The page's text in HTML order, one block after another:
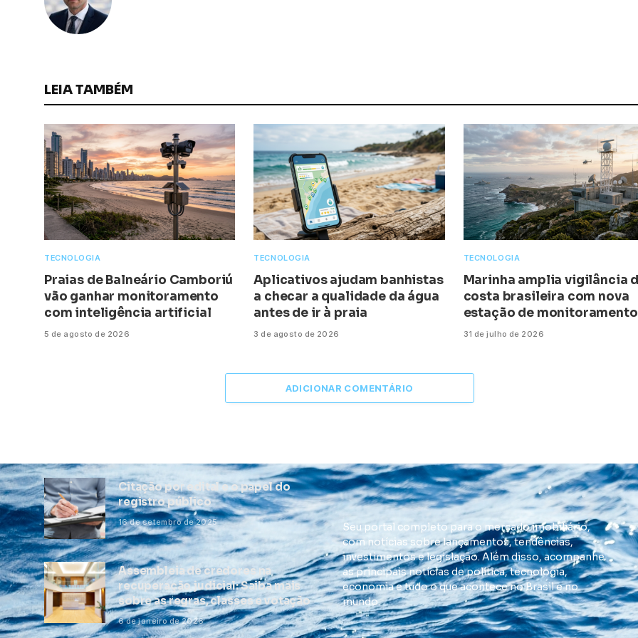
LEIA TAMBÉM
TECNOLOGIA
Praias de Balneário Camboriú
vão ganhar monitoramento
com inteligência artificial
5 de agosto de 2026
TECNOLOGIA
Aplicativos ajudam banhistas
a checar a qualidade da água
antes de ir à praia
3 de agosto de 2026
TECNOLOGIA
Marinha amplia vigilância
costa brasileira com nova
estação de monitoramento
31 de julho de 2026
ADICIONAR COMENTÁRIO
Citação por edital e o papel do
registro público
16 de setembro de 2025
Assembleia de credores na
recuperação judicial: Saiba mais
sobre as regras, classes e votação
6 de janeiro de 2026
Seu portal completo para o mercado imobiliário,
com notícias sobre lançamentos, tendências,
investimentos e legislação. Além disso, acompanhe
as principais notícias de política, tecnologia,
economia e tudo o que acontece no Brasil e no
mundo.